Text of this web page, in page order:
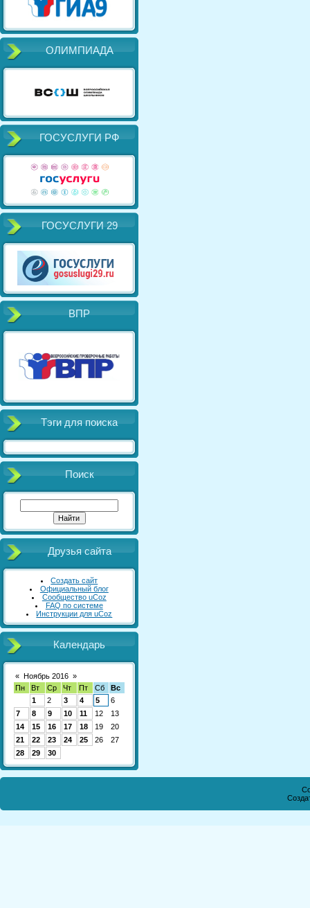
ОЛИМПИАДА
ГОСУСЛУГИ РФ
ГОСУСЛУГИ 29
ВПР
Тэги для поиска
Поиск
Друзья сайта
Создать сайт
Официальный блог
Сообщество uCoz
FAQ по системе
Инструкции для uCoz
Календарь
« Ноябрь 2016 »
Пн
Вт Ср Чт Пт Сб
Вс
1
2 3 4 5
6
7
8 9 10 11 12
13
14
15 16 17 18 19
20
21
22 23 24 25 26
27
28
29 30